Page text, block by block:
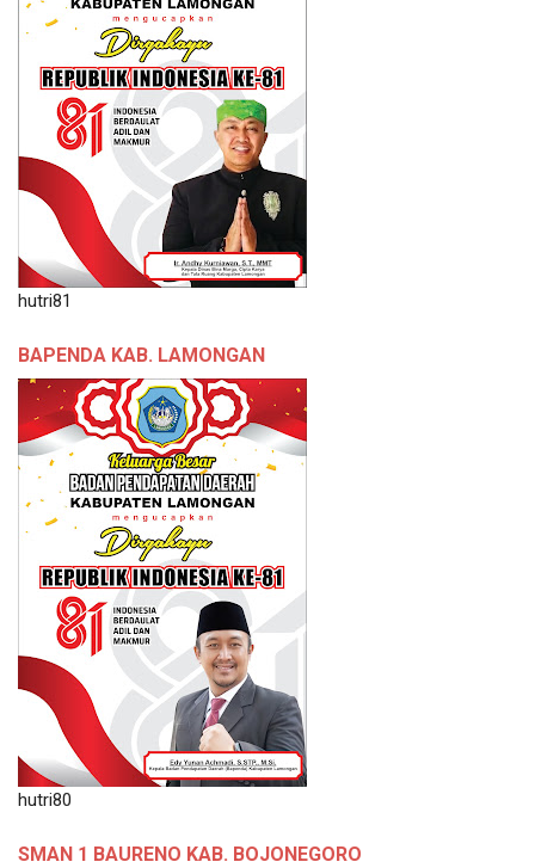
hutri81
BAPENDA KAB. LAMONGAN
hutri80
SMAN 1 BAURENO KAB. BOJONEGORO